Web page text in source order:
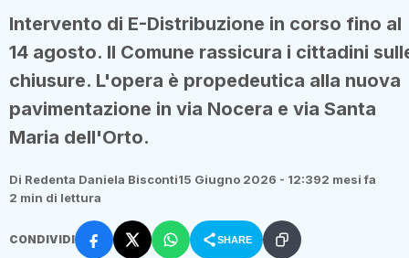
Intervento di E-Distribuzione in corso fino al
14 agosto. Il Comune rassicura i cittadini
chiusure. L'opera è propedeutica alla nuova
pavimentazione in via Nocera e via Santa
Maria dell'Orto.
Di Redenta Daniela Bisconti15 Giugno 2026 - 12:392 mesi fa
2 min di lettura
CONDIVIDI SHARE